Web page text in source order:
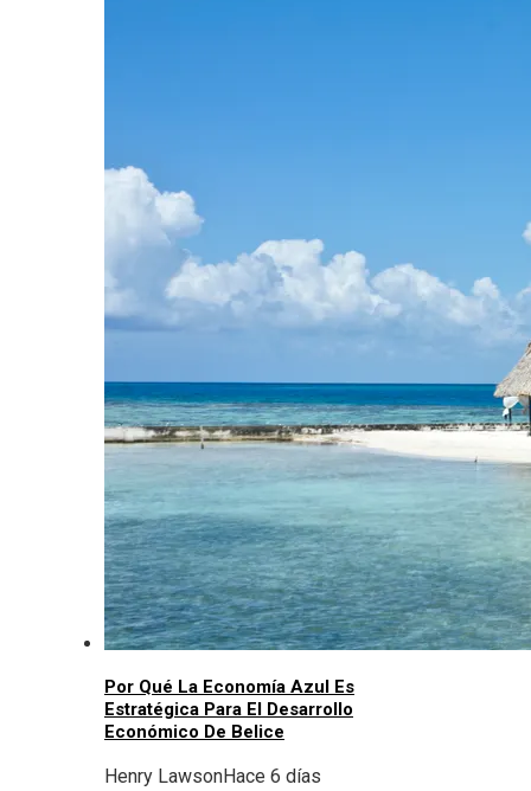
Por Qué La Economía Azul Es
Estratégica Para El Desarrollo
Económico De Belice
Henry LawsonHace 6 días